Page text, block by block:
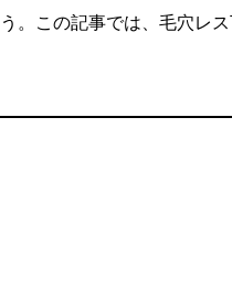
。この記事では、毛穴